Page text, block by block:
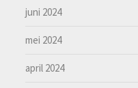
juni 2024
mei 2024
april 2024